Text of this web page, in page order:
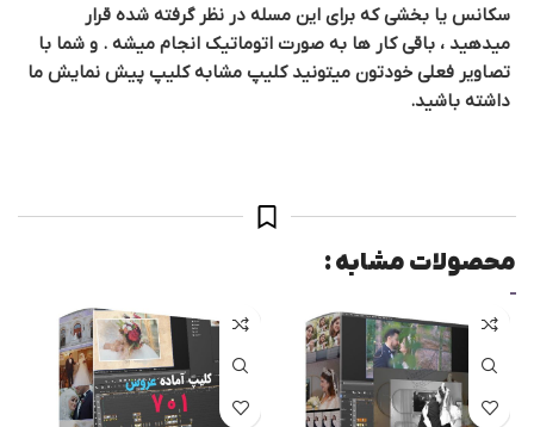
سکانس یا بخشی که برای این مسله در نظر گرفته شده قرار
میدهید ، باقی کار ها به صورت اتوماتیک انجام میشه . و شما با
تصاویر فعلی خودتون میتونید کلیپ مشابه کلیپ پیش نمایش ما
داشته باشید.
محصولات مشابه :